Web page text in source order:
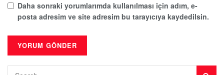
Daha sonraki yorumlarımda kullanılması için adım, e-
posta adresim ve site adresim bu tarayıcıya kaydedilsin.